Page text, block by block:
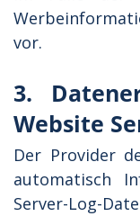
vor.
3.
Website
Der Provider
automatisch
Server-